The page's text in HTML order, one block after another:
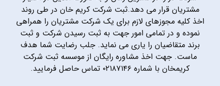
مشتریان قرار می دهد.ثبت شرکت کریم خان در طی روند
اخذ کلیه مجوزهای لازم برای یک شرکت مشتریان را همراهی
نموده و در تمامی امور جهت به ثبت رسیدن شرکت و ثبت
برند متقاضیان را یاری می نماید. جلب رضایت شما هدف
ماست. جهت اخذ مشاوره رایگان از موسسه ثبت شرکت
کریمخان با شماره ۰۲۱۸۷۱۴۶ تماس حاصل فرمایید.